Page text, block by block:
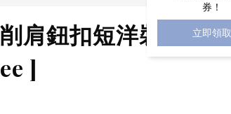
券！
立即領取
肩鈕扣短洋裝 [ 2
]